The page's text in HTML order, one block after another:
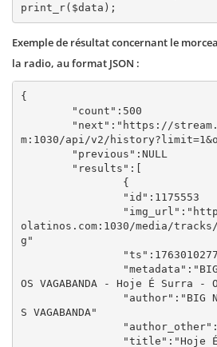
Exemple de résultat concernant le
la radio, au format JSON :
{
m:1030/api/v2/
olatinos.com:1030/media/
g"
OS VAGABANDA - Hoje É Surra -
S VAGABANDA"